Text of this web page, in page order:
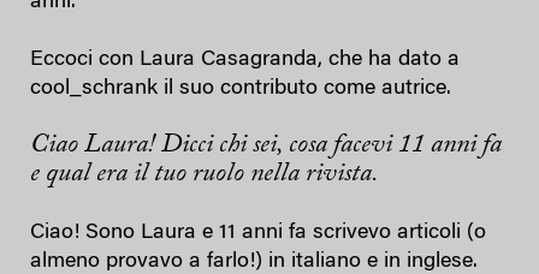
Eccoci con Laura Casagranda, che ha dato a
cool_schrank il suo contributo come autrice.
Ciao Laura! Dicci chi sei, cosa facevi 11 anni fa
e qual era il tuo ruolo nella rivista.
Ciao! Sono Laura e 11 anni fa scrivevo articoli (o
almeno provavo a farlo!) in italiano e in inglese.